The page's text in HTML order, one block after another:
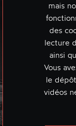
mais
des
lecture
ainsi
Vous
le
vidéos